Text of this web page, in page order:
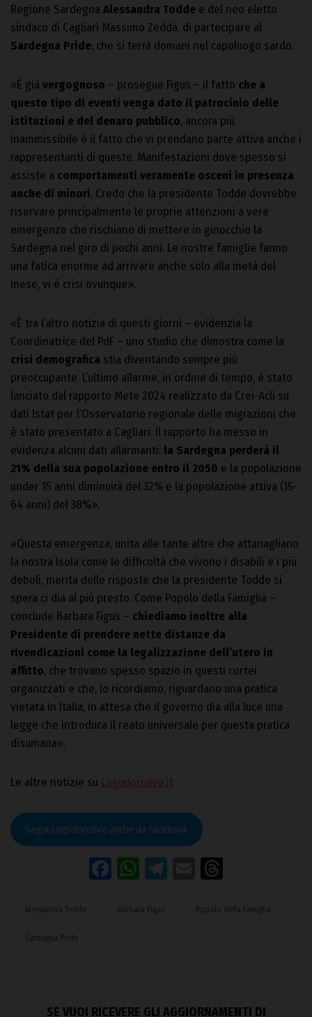
Regione Sardegna Alessandra Todde e del neo eletto
sindaco di Cagliari Massimo Zedda, di partecipare al
Sardegna Pride, che si terrà domani nel capoluogo sardo.
«È già vergognoso – prosegue Figus – il fatto che a
questo tipo di eventi venga dato il patrocinio delle
istituzioni e del denaro pubblico, ancora più
inammissibile è il fatto che vi prendano parte attiva anche i
rappresentanti di queste. Manifestazioni dove spesso si
assiste a comportamenti veramente osceni in presenza
anche di minori. Credo che la presidente Todde dovrebbe
riservare principalmente le proprie attenzioni a vere
emergenze che rischiano di mettere in ginocchio la
Sardegna nel giro di pochi anni. Le nostre famiglie fanno
una fatica enorme ad arrivare anche solo alla metà del
mese, vi è crisi ovunque».
«È tra l’altro notizia di questi giorni – evidenzia la
Coordinatrice del PdF – uno studio che dimostra come la
crisi demografica stia diventando sempre più
preoccupante. L’ultimo allarme, in ordine di tempo, è stato
lanciato dal rapporto Mete 2024 realizzato da Crei-Acli su
dati Istat per l’Osservatorio regionale delle migrazioni che
è stato presentato a Cagliari. Il rapporto ha messo in
evidenza alcuni dati allarmanti: la Sardegna perderà il
21% della sua popolazione entro il 2050 e la popolazione
under 15 anni diminuirà del 32% e la popolazione attiva (15-
64 anni) del 38%».
«Questa emergenza, unita alle tante altre che attanagliano
la nostra Isola come le difficoltà che vivono i disabili e i più
deboli, merita delle risposte che la presidente Todde si
spera ci dia al più presto. Come Popolo della Famiglia –
conclude Barbara Figus – chiediamo inoltre alla
Presidente di prendere nette distanze da
rivendicazioni come la legalizzazione dell’utero in
affitto, che trovano spesso spazio in questi cortei
organizzati e che, lo ricordiamo, riguardano una pratica
vietata in Italia, in attesa che il governo dia alla luce una
legge che introduca il reato universale per questa pratica
disumana».
Le altre notizie su Logudorolive.it
Segui Logudorolive anche da Facebook
Facebook
WhatsApp
Telegram
Email
Alessandra Todde Barbara Figus Popolo della Famiglia
Sardegna Pride
SE VUOI RICEVERE GLI AGGIORNAMENTI DI